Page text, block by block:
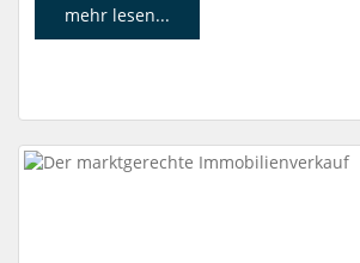
mehr lesen...